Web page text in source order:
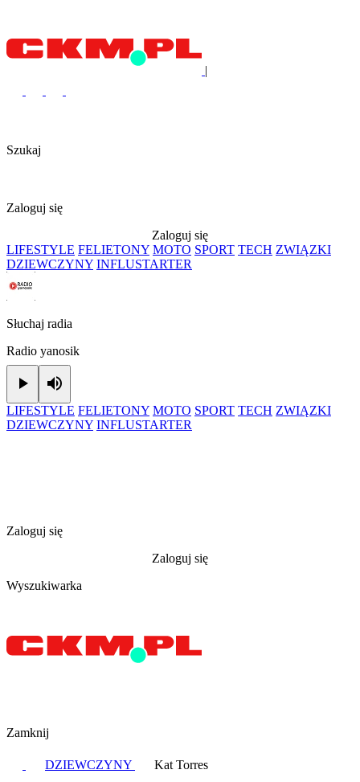
|
Szukaj
Zaloguj się
Zaloguj się
LIFESTYLE FELIETONY MOTO SPORT TECH ZWIĄZKI
DZIEWCZYNY INFLUSTARTER
Słuchaj radia
Radio yanosik
Play
LIFESTYLE FELIETONY MOTO SPORT TECH ZWIĄZKI
DZIEWCZYNY INFLUSTARTER
Zaloguj się
Zaloguj się
Wyszukiwarka
Zamknij
DZIEWCZYNY Kat Torres